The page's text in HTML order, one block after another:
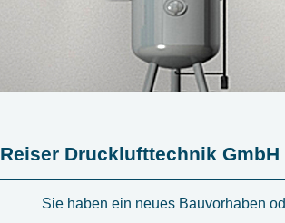
Reiser Drucklufttechnik GmbH
Sie haben ein neues Bauvorhaben